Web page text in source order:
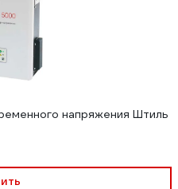
напряжения Штиль